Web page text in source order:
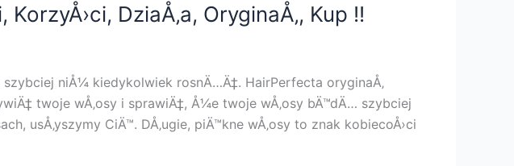
DziaÅ‚a, OryginaÅ‚, Kup !!
niÅ¼ kiedykolwiek rosnÄ…Ä‡. HairPerfecta oryginaÅ‚
twoje wÅ‚osy i sprawiÄ‡, Å¼e twoje wÅ‚osy bÄ™dÄ… szybciej
usÅ‚yszymy CiÄ™. DÅ‚ugie, piÄ™kne wÅ‚osy to znak kobiecoÅ›ci